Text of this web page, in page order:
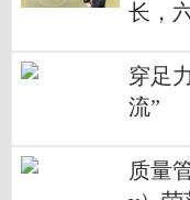
长，
穿足
流”
质量